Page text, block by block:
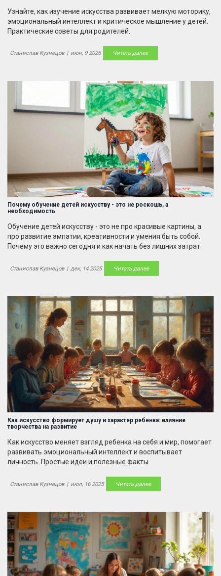
Узнайте, как изучение искусства развивает мелкую моторику,
эмоциональный интеллект и критическое мышление у детей.
Практические советы для родителей.
Станислав Кузнецов | июн, 9 2026 Читать далее
Почему обучение детей искусству - это не роскошь, а
необходимость
Обучение детей искусству - это не про красивые картины, а
про развитие эмпатии, креативности и умения быть собой.
Почему это важно сегодня и как начать без лишних затрат.
Станислав Кузнецов | дек, 14 2025 Читать далее
Как искусство формирует душу и характер ребенка: влияние
творчества на развитие
Как искусство меняет взгляд ребенка на себя и мир, помогает
развивать эмоциональный интеллект и воспитывает
личность. Простые идеи и полезные факты.
Станислав Кузнецов | июл, 16 2025 Читать далее